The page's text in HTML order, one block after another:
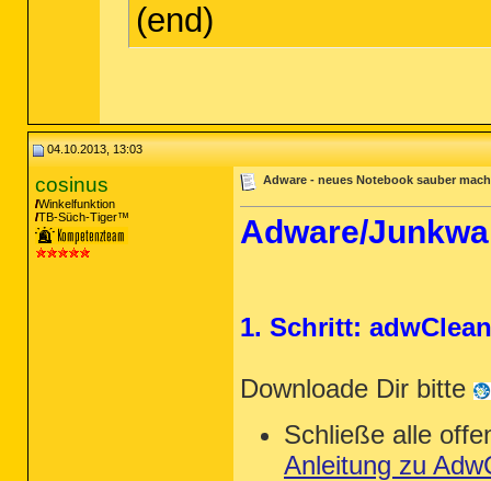
(end)
04.10.2013, 13:03
cosinus
Winkelfunktion
TB-Süch-Tiger™
Adware - neues Notebook sauber
Adware/
1. Schritt:
Downloade Dir bitte
Schließe alle
Anleitung zu